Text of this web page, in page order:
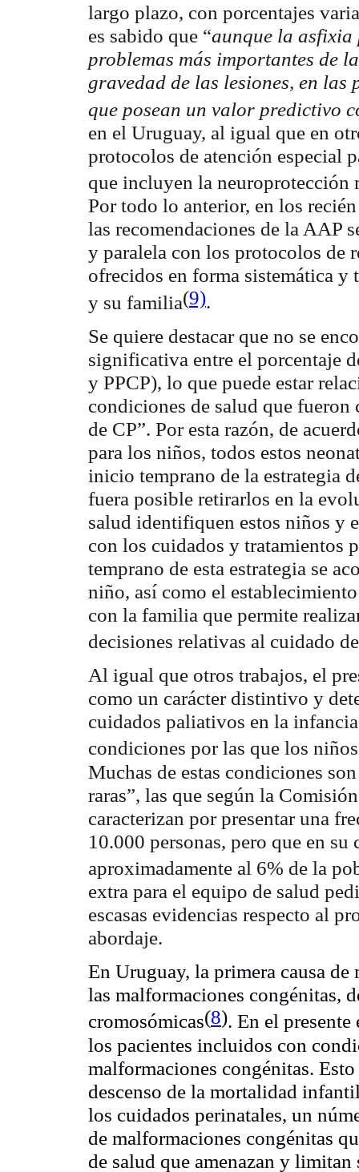
largo plazo, con porcentajes
es sabido que “aunque la asfixia
problemas más importantes de
gravedad de las lesiones, en
que posean un valor predictivo
en el Uruguay, al igual que en
protocolos de atención especial
que incluyen la neuroprotección
Por todo lo anterior, en los
las recomendaciones de la AAP
y paralela con los protocolos de
ofrecidos en forma sistemática y
y su familia(9).
Se quiere destacar que no se
significativa entre el porcentaje
y PPCP), lo que puede estar
condiciones de salud que fueron
de CP”. Por esta razón, de
para los niños, todos estos
inicio temprano de la estrategia
fuera posible retirarlos en la
salud identifiquen estos niños y
con los cuidados y tratamientos
temprano de esta estrategia se
niño, así como el
con la familia que permite
decisiones relativas al cuidado
Al igual que otros trabajos, el
como un carácter distintivo y
cuidados paliativos en la
condiciones por las que los
Muchas de estas condiciones
raras”, las que según la
caracterizan por presentar una
10.000 personas, pero que en
aproximadamente al 6% de la
extra para el equipo de salud
escasas evidencias respecto al
abordaje.
En Uruguay, la primera causa
las malformaciones congénitas,
cromosómicas(8). En el
los pacientes incluidos con
malformaciones congénitas.
descenso de la mortalidad
los cuidados perinatales, un
de malformaciones congénitas
de salud que amenazan y